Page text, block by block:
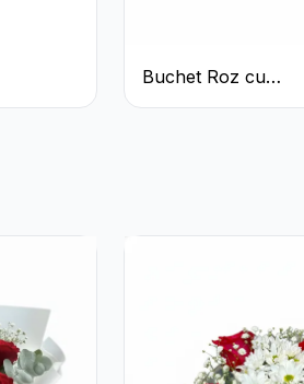
Buchet Roz cu
Tradafiri și Gerbera